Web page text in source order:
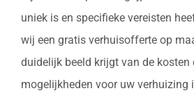
uniek is en specifieke vereisten
wij een gratis verhuisofferte op
duidelijk beeld krijgt van de kosten
mogelijkheden voor uw verhuizing